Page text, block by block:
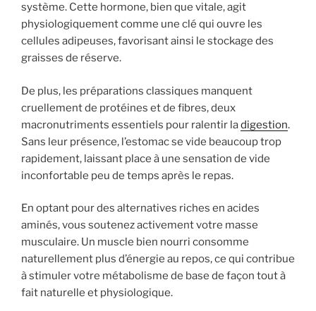
système. Cette hormone, bien que vitale, agit
physiologiquement comme une clé qui ouvre les
cellules adipeuses, favorisant ainsi le stockage des
graisses de réserve.
De plus, les préparations classiques manquent
cruellement de protéines et de fibres, deux
macronutriments essentiels pour ralentir ladigestion.
Sans leur présence, l’estomac se vide beaucoup trop
rapidement, laissant place à une sensation de vide
inconfortable peu de temps après le repas.
En optant pour des alternatives riches en acides
aminés, vous soutenez activement votre masse
musculaire. Un muscle bien nourri consomme
naturellement plus d’énergie au repos, ce qui contribue
à stimuler votre métabolisme de base de façon tout à
fait naturelle et physiologique.